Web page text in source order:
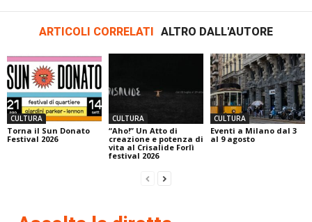
ARTICOLI CORRELATI ALTRO DALL'AUTORE
CULTURA
Torna il Sun Donato
Festival 2026
CULTURA
“Aho!” Un Atto di
creazione e potenza di
vita al Crisalide Forlì
festival 2026
CULTURA
Eventi a Milano dal 3
al 9 agosto